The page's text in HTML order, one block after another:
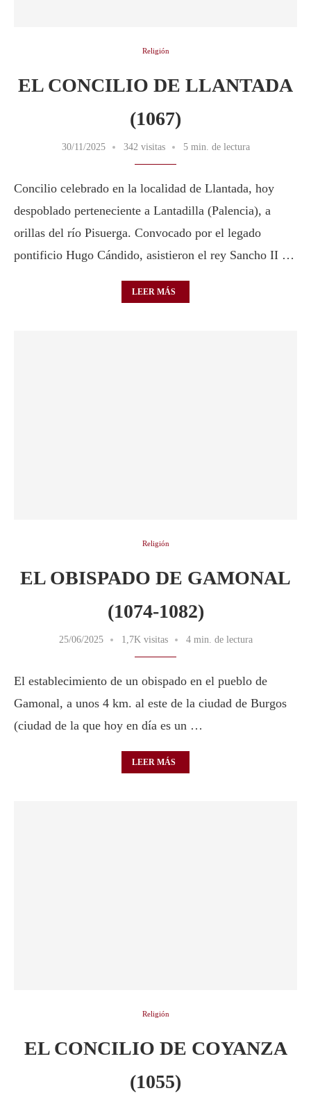
Religión
EL CONCILIO DE LLANTADA
(1067)
30/11/2025 342 visitas 5 min. de lectura
Concilio celebrado en la localidad de Llantada, hoy
despoblado perteneciente a Lantadilla (Palencia), a
orillas del río Pisuerga. Convocado por el legado
pontificio Hugo Cándido, asistieron el rey Sancho II …
LEER MÁS
Religión
EL OBISPADO DE GAMONAL
(1074-1082)
25/06/2025 1,7K visitas 4 min. de lectura
El establecimiento de un obispado en el pueblo de
Gamonal, a unos 4 km. al este de la ciudad de Burgos
(ciudad de la que hoy en día es un …
LEER MÁS
Religión
EL CONCILIO DE COYANZA
(1055)